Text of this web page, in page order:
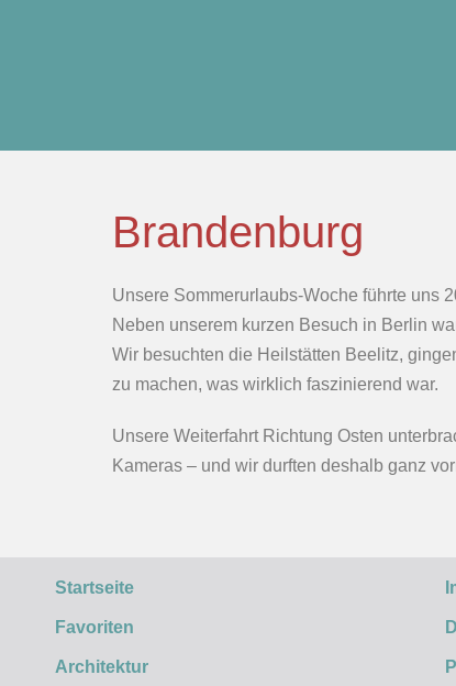
Brandenburg
Unsere Sommerurlaubs-Woche führte uns
Neben unserem kurzen Besuch in Berlin
Wir besuchten die Heilstätten Beelitz,
zu machen, was wirklich faszinierend war.
Unsere Weiterfahrt Richtung Osten
Kameras – und wir durften deshalb ganz
Startseite
Favoriten
Architektur